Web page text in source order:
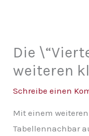
Die
weiteren
Schreibe einen
Mit einem
Tabellennachbar
c
h
i